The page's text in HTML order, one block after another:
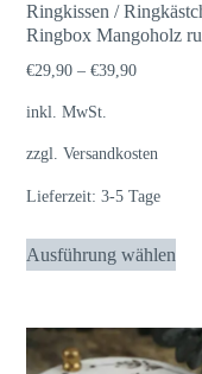
Ringkissen /
Ringbox Mangoholz
€29,90 –€39,90
inkl. MwSt.
zzgl.Versandkosten
Lieferzeit:3-5 Tage
Ausführung wählen